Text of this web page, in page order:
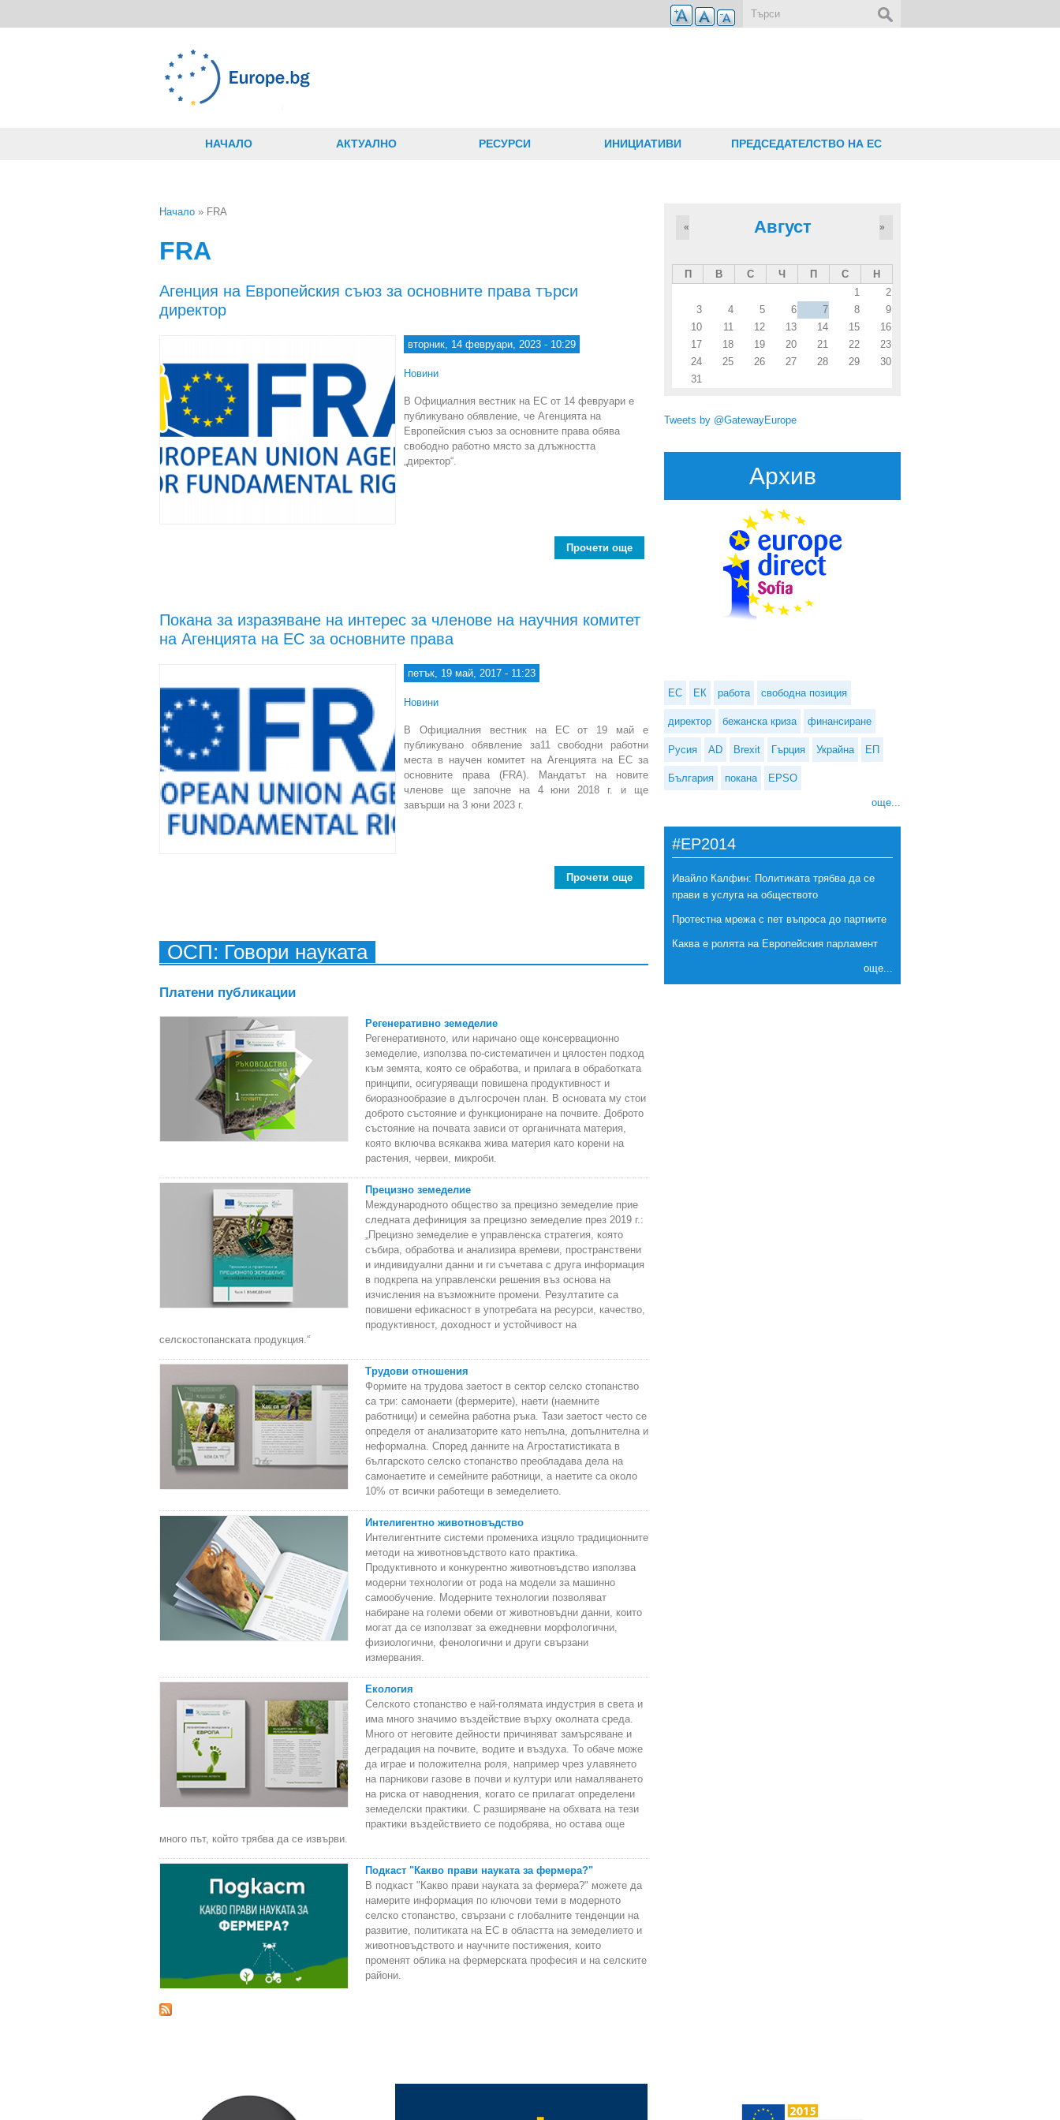
НАЧАЛО АКТУАЛНО РЕСУРСИ ИНИЦИАТИВИ ПРЕДСЕДАТЕЛСТВО НА ЕС
Начало » FRA
FRA
Агенция на Европейския съюз за основните права търси
директор
вторник, 14 февруари, 2023 - 10:29
Новини
В Официалния вестник на ЕС от 14 февруари е
публикувано обявление, че Агенцията на
Европейския съюз за основните права обява
свободно работно място за длъжността
„директор“.
Прочети още about Агенция на Европейския съюз за основните права търси директор
Покана за изразяване на интерес за членове на научния комитет
на Агенцията на ЕС за основните права
петък, 19 май, 2017 - 11:23
Новини
В Официалния вестник на ЕС от 19 май е
публикувано обявление за11 свободни работни
места в научен комитет на Агенцията на ЕС за
основните права (FRA). Мандатът на новите
членове ще започне на 4 юни 2018 г. и ще
завърши на 3 юни 2023 г.
Прочети още
about Покана за изразяване на интерес за членове на научния комитет на
ОСП: Говори науката
Платени публикации
Регенеративно земеделие
Регенеративното, или наричано още консервационно
земеделие, използва по-систематичен и цялостен подход
към земята, която се обработва, и прилага в обработката
принципи, осигуряващи повишена продуктивност и
биоразнообразие в дългосрочен план. В основата му стои
доброто състояние и функциониране на почвите. Доброто
състояние на почвата зависи от органичната материя,
която включва всякаква жива материя като корени на
растения, червеи, микроби.
Прецизно земеделие
Международното общество за прецизно земеделие прие
следната дефиниция за прецизно земеделие през 2019 г.:
„Прецизно земеделие е управленска стратегия, която
събира, обработва и анализира времеви, пространствени
и индивидуални данни и ги съчетава с друга информация
в подкрепа на управленски решения въз основа на
изчисления на възможните промени. Резултатите са
повишени ефикасност в употребата на ресурси, качество,
продуктивност, доходност и устойчивост на
селскостопанската продукция.“
Трудови отношения
Формите на трудова заетост в сектор селско стопанство
са три: самонаети (фермерите), наети (наемните
работници) и семейна работна ръка. Тази заетост често се
определя от анализаторите като непълна, допълнителна и
неформална. Според данните на Агростатистиката в
българското селско стопанство преобладава дела на
самонаетите и семейните работници, а наетите са около
10% от всички работещи в земеделието.
Интелигентно животновъдство
Интелигентните системи промениха изцяло традиционните
методи на животновъдството като практика.
Продуктивното и конкурентно животновъдство използва
модерни технологии от рода на модели за машинно
самообучение. Модерните технологии позволяват
набиране на големи обеми от животновъдни данни, които
могат да се използват за ежедневни морфологични,
физиологични, фенологични и други свързани
измервания.
Екология
Селското стопанство е най-голямата индустрия в света и
има много значимо въздействие върху околната среда.
Много от неговите дейности причиняват замърсяване и
деградация на почвите, водите и въздуха. То обаче може
да играе и положителна роля, например чрез улавянето
на парникови газове в почви и култури или намаляването
на риска от наводнения, когато се прилагат определени
земеделски практики. С разширяване на обхвата на тези
практики въздействието се подобрява, но остава още
много път, който трябва да се извърви.
Подкаст "Какво прави науката за фермера?"
В подкаст "Какво прави науката за фермера?" можете да
намерите информация по ключови теми в модерното
селско стопанство, свързани с глобалните тенденции на
развитие, политиката на ЕС в областта на земеделието и
животновъдството и научните постижения, които
променят облика на фермерската професия и на селските
райони.
Август
« »
П В С Ч П С
Н
1
2
3
4 5 6 7 8
9
10
11 12 13 14 15
16
17
18 19 20 21 22
23
24
25 26 27 28 29
30
31
Tweets by @GatewayEurope
Архив
ЕС ЕК работа свободна позиция
директор бежанска криза финансиране
Русия AD Brexit Гърция Украйна ЕП
България покана EPSO
още...
#EP2014
Ивайло Калфин: Политиката трябва да се
прави в услуга на обществото
Протестна мрежа с пет въпроса до партиите
Каква е ролята на Европейския парламент
още...